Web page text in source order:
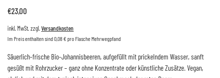
Regulärer Preis
€23,00
inkl. MwSt. zzgl.Versandkosten
Im Preis enthalten sind 0,08 € pro Flasche Mehrwegpfand
Säuerlich-frische Bio-Johannisbeeren, aufgefüllt mit prickelndem Wasser, sanft
gesüßt mit Rohrzucker – ganz ohne Konzentrate oder künstliche Zusätze. Vegan,